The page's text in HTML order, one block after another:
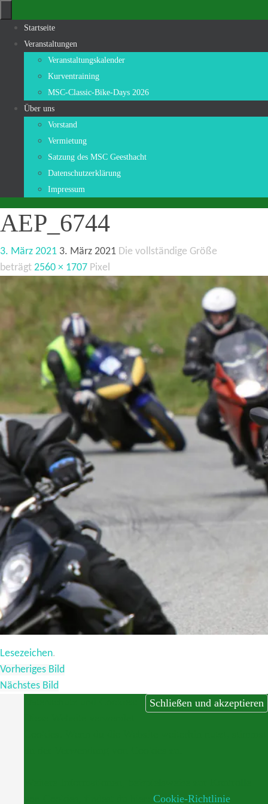
Inhalt
springen
Zum
Inhalt
Startseite
Veranstaltungen
Veranstaltungskalender
Kurventraining
MSC-Classic-Bike-Days 2026
Über uns
Vorstand
Vermietung
Satzung des MSC Geesthacht
Datenschutzerklärung
Impressum
AEP_6744
3. März 2021 3. März 2021 Die vollständige Größe
beträgt 2560 × 1707 Pixel
Lesezeichen.
Vorheriges Bild
Nächstes Bild
Cookie-Richtlinie